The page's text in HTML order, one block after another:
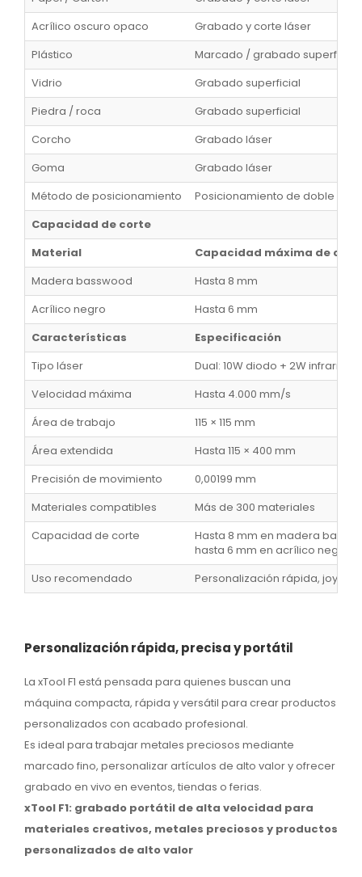
Acrílico oscuro opaco
Grabado y corte láser
Plástico
Marcado / grabado superficial
Vidrio
Grabado superficial
Piedra / roca
Grabado superficial
Corcho
Grabado láser
Goma
Grabado láser
Método de posicionamiento
Posicionamiento de doble
Capacidad de corte
Material
Capacidad máxima de
Madera basswood
Hasta 8 mm
Acrílico negro
Hasta 6 mm
Características
Especificación
Tipo láser
Dual: 10W diodo + 2W infrarrojo
Velocidad máxima
Hasta 4.000 mm/s
Área de trabajo
115 × 115 mm
Área extendida
Hasta 115 × 400 mm
Precisión de movimiento
0,00199 mm
Materiales compatibles
Más de 300 materiales
Capacidad de corte
Hasta 8 mm en madera
hasta 6 mm en acrílico negro
Uso recomendado
Personalización rápida,
Personalización rápida, precisa y portátil
La xTool F1 está pensada para quienes buscan una
máquina compacta, rápida y versátil para crear productos
personalizados con acabado profesional.
Es ideal para trabajar metales preciosos mediante
marcado fino, personalizar artículos de alto valor y ofrecer
grabado en vivo en eventos, tiendas o ferias.
xTool F1: grabado portátil de alta velocidad para
materiales creativos, metales preciosos y productos
personalizados de alto valor